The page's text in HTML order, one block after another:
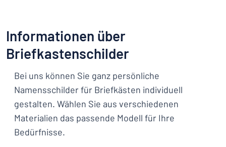
Informationen über
Briefkastenschilder
Bei uns können Sie ganz persönliche
Namensschilder für Briefkästen individuell
gestalten. Wählen Sie aus verschiedenen
Materialien das passende Modell für Ihre
Bedürfnisse.